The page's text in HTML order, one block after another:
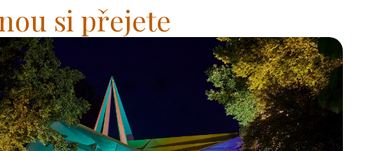
si přejete